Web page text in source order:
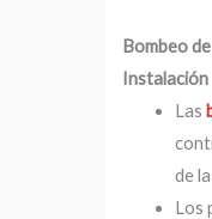
Bombeo
Instalación
Las
de
Los